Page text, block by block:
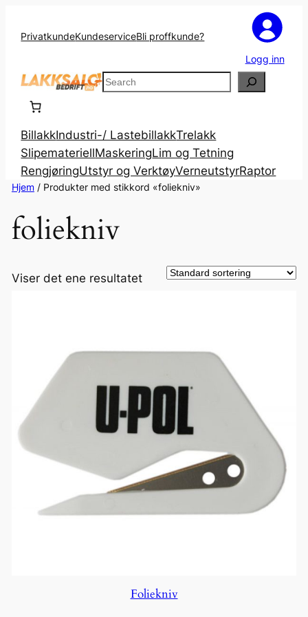
PrivatkundeKundeserviceBli proffkunde?
Logg inn
Search
BillakkIndustri-/ LastebillakkTrelakk
SlipemateriellMaskeringLim og Tetning
RengjøringUtstyr og VerktøyVerneutstyrRaptor
Hjem/ Produkter med stikkord «foliekniv»
foliekniv
Viser det ene resultatet
Foliekniv